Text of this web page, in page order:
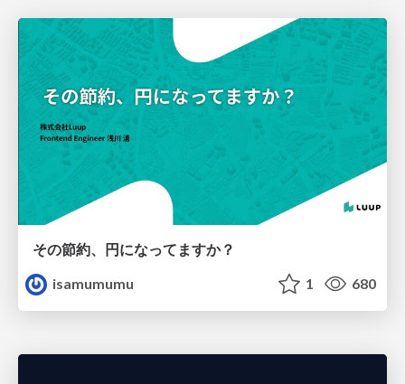
その節約、円になってますか？
isamumumu
1 680